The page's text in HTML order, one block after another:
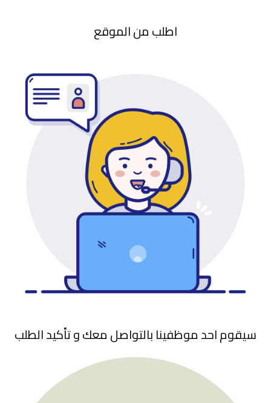
اطلب من الموقع
سيقوم احد موظفينا بالتواصل معك و تأكيد الطلب